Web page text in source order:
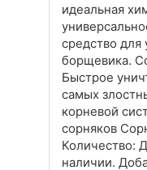
идеальная
средство для
борщевика.
Быстрое
самых
корневой
сорняков
Количество:
наличии.